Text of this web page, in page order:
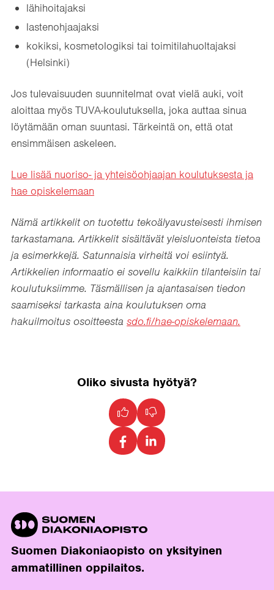
lähihoitajaksi
lastenohjaajaksi
kokiksi, kosmetologiksi tai toimitilahuoltajaksi
(Helsinki)
Jos tulevaisuuden suunnitelmat ovat vielä auki, voit
aloittaa myös TUVA-koulutuksella, joka auttaa sinua
löytämään oman suuntasi. Tärkeintä on, että otat
ensimmäisen askeleen.
Lue lisää nuoriso- ja yhteisöohjaajan koulutuksesta ja
hae opiskelemaan
Nämä artikkelit on tuotettu tekoälyavusteisesti ihmisen
tarkastamana. Artikkelit sisältävät yleisluonteista tietoa
ja esimerkkejä. Satunnaisia virheitä voi esiintyä.
Artikkelien informaatio ei sovellu kaikkiin tilanteisiin tai
koulutuksiimme. Täsmällisen ja ajantasaisen tiedon
saamiseksi tarkasta aina koulutuksen oma
hakuilmoitus osoitteesta sdo.fi/hae-opiskelemaan.
Oliko sivusta hyötyä?
Suomen Diakoniaopisto on yksityinen
ammatillinen oppilaitos.